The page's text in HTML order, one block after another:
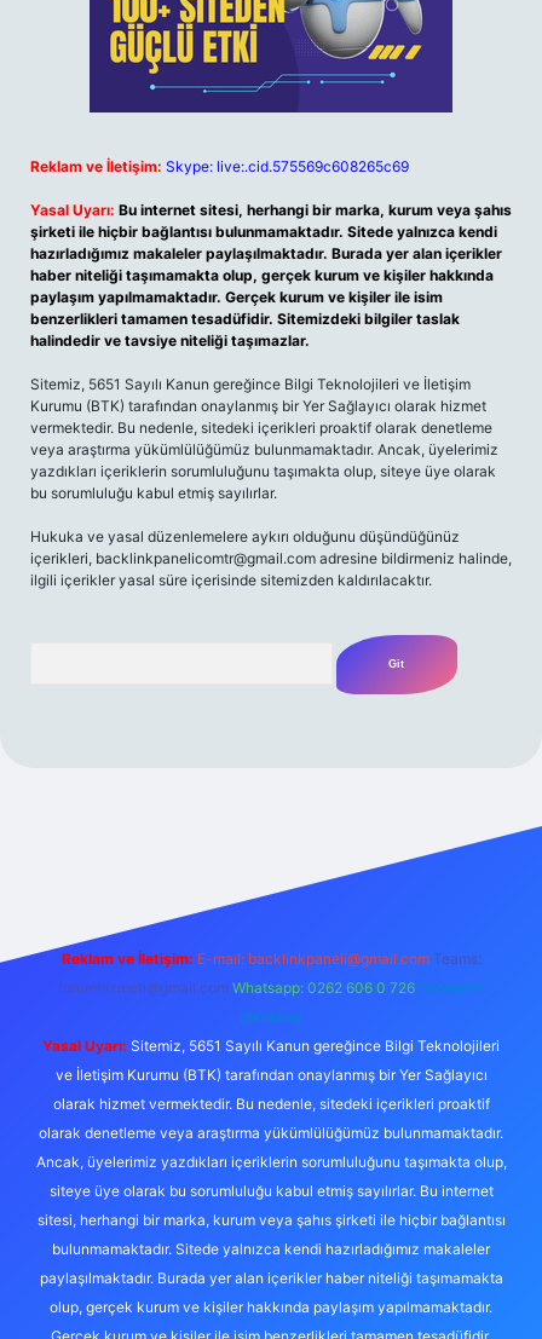
Reklam ve İletişim: Skype: live:.cid.575569c608265c69
Yasal Uyarı: Bu internet sitesi, herhangi bir marka, kurum veya şahıs
şirketi ile hiçbir bağlantısı bulunmamaktadır. Sitede yalnızca kendi
hazırladığımız makaleler paylaşılmaktadır. Burada yer alan içerikler
haber niteliği taşımamakta olup, gerçek kurum ve kişiler hakkında
paylaşım yapılmamaktadır. Gerçek kurum ve kişiler ile isim
benzerlikleri tamamen tesadüfidir. Sitemizdeki bilgiler taslak
halindedir ve tavsiye niteliği taşımazlar.
Sitemiz, 5651 Sayılı Kanun gereğince Bilgi Teknolojileri ve İletişim
Kurumu (BTK) tarafından onaylanmış bir Yer Sağlayıcı olarak hizmet
vermektedir. Bu nedenle, sitedeki içerikleri proaktif olarak denetleme
veya araştırma yükümlülüğümüz bulunmamaktadır. Ancak, üyelerimiz
yazdıkları içeriklerin sorumluluğunu taşımakta olup, siteye üye olarak
bu sorumluluğu kabul etmiş sayılırlar.
Hukuka ve yasal düzenlemelere aykırı olduğunu düşündüğünüz
içerikleri, backlinkpanelicomtr@gmail.com adresine bildirmeniz halinde,
ilgili içerikler yasal süre içerisinde sitemizden kaldırılacaktır.
Reklam ve İletişim: E-mail: backlinkpaneli@gmail.com Teams:
forumhizmeti@gmail.com Whatsapp: 0262 606 0 726 Telegram:
@karabul
Yasal Uyarı: Sitemiz, 5651 Sayılı Kanun gereğince Bilgi Teknolojileri
ve İletişim Kurumu (BTK) tarafından onaylanmış bir Yer Sağlayıcı
olarak hizmet vermektedir. Bu nedenle, sitedeki içerikleri proaktif
olarak denetleme veya araştırma yükümlülüğümüz bulunmamaktadır.
Ancak, üyelerimiz yazdıkları içeriklerin sorumluluğunu taşımakta olup,
siteye üye olarak bu sorumluluğu kabul etmiş sayılırlar. Bu internet
sitesi, herhangi bir marka, kurum veya şahıs şirketi ile hiçbir bağlantısı
bulunmamaktadır. Sitede yalnızca kendi hazırladığımız makaleler
paylaşılmaktadır. Burada yer alan içerikler haber niteliği taşımamakta
olup, gerçek kurum ve kişiler hakkında paylaşım yapılmamaktadır.